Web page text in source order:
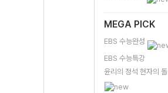
MEGA PICK
EBS 수능완성
EBS 수능특강
윤리의 정석 현자의 돌